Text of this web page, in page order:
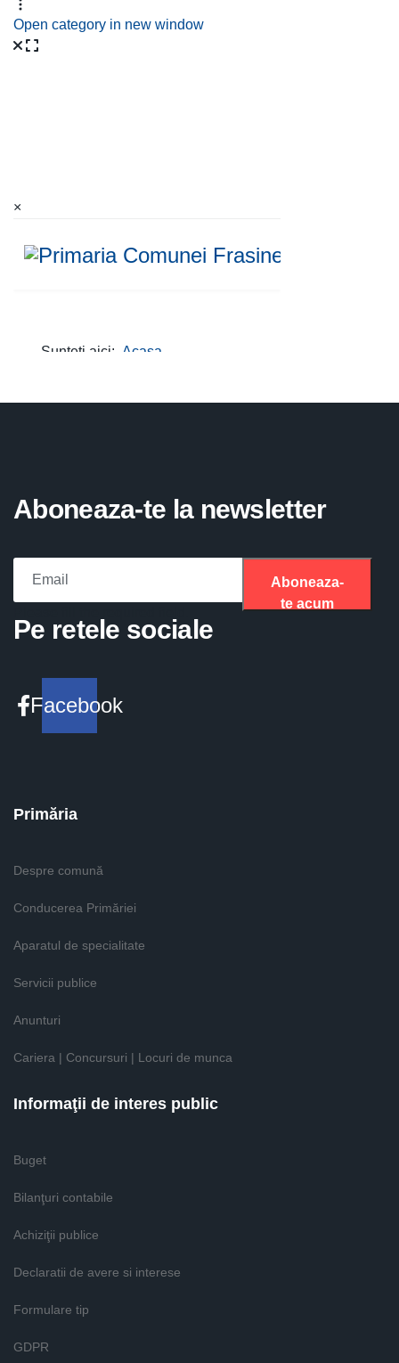
Open category in new window
×
Aboneaza-te la newsletter
Aboneaza-
te acum
Pe retele sociale
Facebook
Primăria
Despre comună
Conducerea Primăriei
Aparatul de specialitate
Servicii publice
Anunturi
Cariera | Concursuri | Locuri de munca
Informaţii de interes public
Buget
Bilanţuri contabile
Achiziţii publice
Declaratii de avere si interese
Formulare tip
GDPR